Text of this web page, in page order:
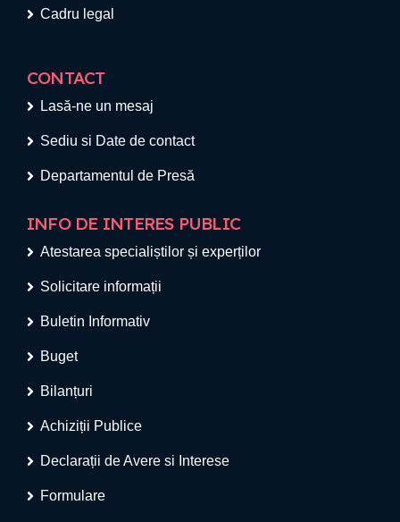
Cadru legal
CONTACT
Lasă-ne un mesaj
Sediu si Date de contact
Departamentul de Presă
INFO DE INTERES PUBLIC
Atestarea specialiștilor și experților
Solicitare informații
Buletin Informativ
Buget
Bilanțuri
Achiziții Publice
Declarații de Avere si Interese
Formulare